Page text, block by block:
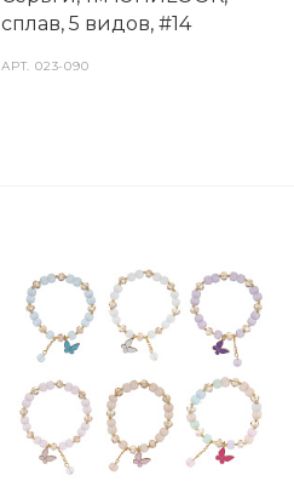
сплав, 5 видов, #14
АРТ.023-090